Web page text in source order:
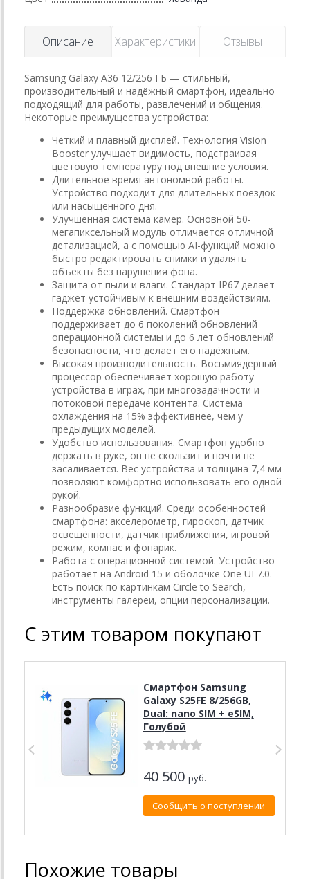
Описание Характеристики Отзывы
Samsung Galaxy A36 12/256 ГБ — стильный,
производительный и надёжный смартфон, идеально
подходящий для работы, развлечений и общения.
Некоторые преимущества устройства:
Чёткий и плавный дисплей. Технология Vision
Booster улучшает видимость, подстраивая
цветовую температуру под внешние условия.
Длительное время автономной работы.
Устройство подходит для длительных поездок
или насыщенного дня.
Улучшенная система камер. Основной 50-
мегапиксельный модуль отличается отличной
детализацией, а с помощью AI-функций можно
быстро редактировать снимки и удалять
объекты без нарушения фона.
Защита от пыли и влаги. Стандарт IP67 делает
гаджет устойчивым к внешним воздействиям.
Поддержка обновлений. Смартфон
поддерживает до 6 поколений обновлений
операционной системы и до 6 лет обновлений
безопасности, что делает его надёжным.
Высокая производительность. Восьмиядерный
процессор обеспечивает хорошую работу
устройства в играх, при многозадачности и
потоковой передаче контента. Система
охлаждения на 15% эффективнее, чем у
предыдущих моделей.
Удобство использования. Смартфон удобно
держать в руке, он не скользит и почти не
засаливается. Вес устройства и толщина 7,4 мм
позволяют комфортно использовать его одной
рукой.
Разнообразие функций. Среди особенностей
смартфона: акселерометр, гироскоп, датчик
освещённости, датчик приближения, игровой
режим, компас и фонарик.
Работа с операционной системой. Устройство
работает на Android 15 и оболочке One UI 7.0.
Есть поиск по картинкам Circle to Search,
инструменты галереи, опции персонализации.
С этим товаром покупают
Смартфон Samsung
Galaxy S25FE 8/256GB,
Dual: nano SIM + eSIM,
Голубой
40 500 руб.
Сообщить о поступлении
Похожие товары